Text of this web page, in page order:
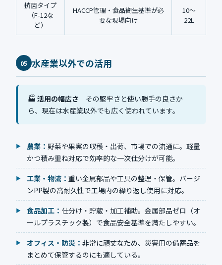
抗菌タイプ
（F-12な
ど）
HACCP管理・食品衛生基準が必
要な現場向け
10〜
22L
05 水産業以外での活用
🏭 活用の幅広さ その堅牢さと使い勝手の良さか
ら、現在は水産業以外でも広く使われています。
農業： 野菜や果実の収穫・出荷、市場での流通に。軽量
かつ積み重ね対応で効率的な一次仕分けが可能。
工業・物流： 重い金属部品や工具の整理・保管。バージ
ンPP製の高耐久性で工場内の繰り返し使用に対応。
食品加工： 仕分け・貯蔵・加工補助。金属部品ゼロ（オ
ールプラスチック製）で食品安全基準を満たしやすい。
オフィス・防災： 非常に頑丈なため、災害用の備蓄品を
まとめて保管するのにも適している。